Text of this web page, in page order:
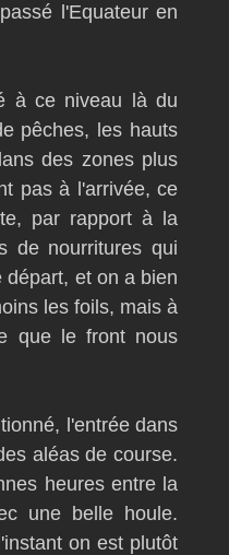
l'Equateur en
à ce niveau là du
pêches, les hauts
des zones plus
pas à l'arrivée, ce
par rapport à la
de nourritures qui
et on a bien
les foils, mais à
que le front nous
l'entrée dans
aléas de course.
heures entre la
une belle houle.
on est plutôt